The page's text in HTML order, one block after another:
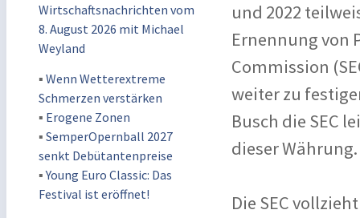
Wirtschaftsnachrichten vom
8. August 2026 mit Michael
Weyland
▪ Wenn Wetterextreme
Schmerzen verstärken
▪ Erogene Zonen
▪ SemperOpernball 2027
senkt Debütantenpreise
▪Young Euro Classic: Das
Festival ist eröffnet!
und 2022
Ernennung von
Commission
weiter zu
Busch die SEC
dieser
Die SEC